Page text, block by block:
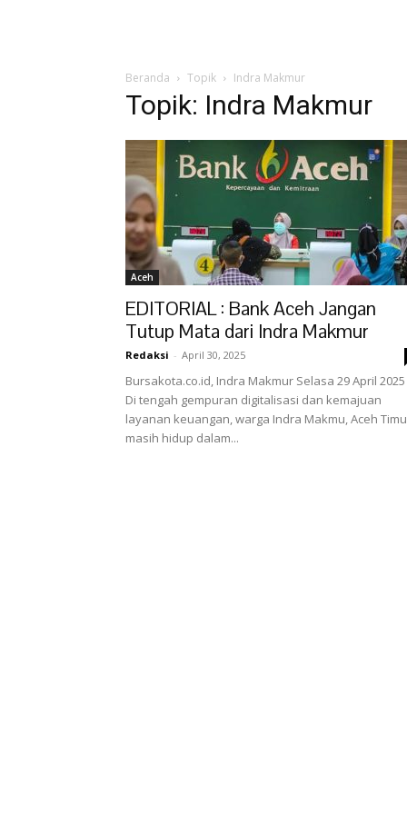
Beranda Topik Indra Makmur
Topik: Indra Makmur
Aceh
EDITORIAL : Bank Aceh Jangan
Tutup Mata dari Indra Makmur
Redaksi - April 30, 2025
Bursakota.co.id, Indra Makmur Selasa 29 April 2025
Di tengah gempuran digitalisasi dan kemajuan
layanan keuangan, warga Indra Makmu, Aceh
masih hidup dalam...